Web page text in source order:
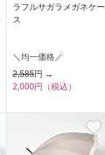
ラフルサガラメガネケー
ス
＼均一価格／
2,585円 →
2,000円（税込）